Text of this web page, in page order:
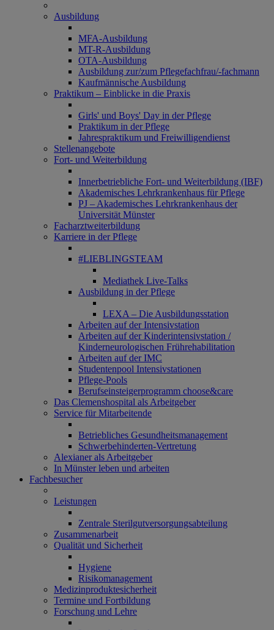
Ausbildung
MFA-Ausbildung
MT-R-Ausbildung
OTA-Ausbildung
Ausbildung zur/zum Pflegefachfrau/-fachmann
Kaufmännische Ausbildung
Praktikum – Einblicke in die Praxis
Girls' und Boys' Day in der Pflege
Praktikum in der Pflege
Jahrespraktikum und Freiwilligendienst
Stellenangebote
Fort- und Weiterbildung
Innerbetriebliche Fort- und Weiterbildung (IBF)
Akademisches Lehrkrankenhaus für Pflege
PJ – Akademisches Lehrkrankenhaus der
Universität Münster
Facharztweiterbildung
Karriere in der Pflege
#LIEBLINGSTEAM
Mediathek Live-Talks
Ausbildung in der Pflege
LEXA – Die Ausbildungsstation
Arbeiten auf der Intensivstation
Arbeiten auf der Kinderintensivstation /
Kinderneurologischen Frührehabilitation
Arbeiten auf der IMC
Studentenpool Intensivstationen
Pflege-Pools
Berufseinsteigerprogramm choose&care
Das Clemenshospital als Arbeitgeber
Service für Mitarbeitende
Betriebliches Gesundheitsmanagement
Schwerbehinderten-Vertretung
Alexianer als Arbeitgeber
In Münster leben und arbeiten
Fachbesucher
Leistungen
Zentrale Sterilgutversorgungsabteilung
Zusammenarbeit
Qualität und Sicherheit
Hygiene
Risikomanagement
Medizinproduktesicherheit
Termine und Fortbildung
Forschung und Lehre